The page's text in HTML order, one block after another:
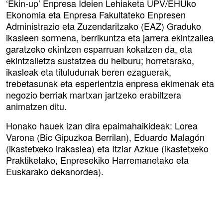
‘Ekin-up’ Enpresa Ideien Lehiaketa UPV/EHUko
Ekonomia eta Enpresa Fakultateko Enpresen
Administrazio eta Zuzendaritzako (EAZ) Graduko
ikasleen sormena, berrikuntza eta jarrera ekintzailea
garatzeko ekintzen esparruan kokatzen da, eta
ekintzailetza sustatzea du helburu; horretarako,
ikasleak eta tituludunak beren ezaguerak,
trebetasunak eta esperientzia enpresa ekimenak eta
negozio berriak martxan jartzeko erabiltzera
animatzen ditu.
Honako hauek izan dira epaimahaikideak: Lorea
Varona (Bic Gipuzkoa Berrilan), Eduardo Malagón
(ikastetxeko irakaslea) eta Itziar Azkue (ikastetxeko
Praktiketako, Enpresekiko Harremanetako eta
Euskarako dekanordea).